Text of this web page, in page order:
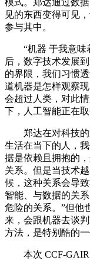
见的东西变得可见
参与其中。
“机器 于我意味
后，数字技术发展
的界限，我们习惯
道机器是怎样观察
会超过人类，对此
下，人工智能正在
郑达在对科技的
生活在当下的人，
据是依赖且拥抱的
关系。但是当技术
候，这种关系会导
智能、与数据的关
危险的关系。”但他
来，会跟机器去谈
方法，是特别酷的
本次 CCF-GAIR